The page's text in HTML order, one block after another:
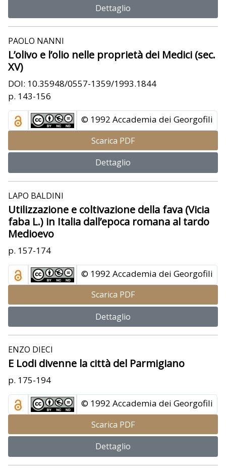
Dettaglio
PAOLO NANNI
L’olivo e l’olio nelle proprietà dei Medici (sec.
XV)
DOI: 10.35948/0557-1359/1993.1844
p. 143-156
© 1992 Accademia dei Georgofili
Scarica PDF
Dettaglio
LAPO BALDINI
Utilizzazione e coltivazione della fava (Vicia
faba L.) in Italia dall’epoca romana al tardo
Medioevo
p. 157-174
© 1992 Accademia dei Georgofili
Scarica PDF
Dettaglio
ENZO DIECI
E Lodi divenne la città del Parmigiano
p. 175-194
© 1992 Accademia dei Georgofili
Scarica PDF
Dettaglio